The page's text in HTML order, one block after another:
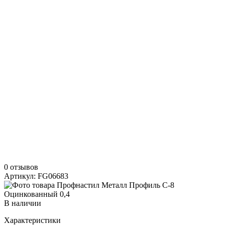
0 отзывов
Артикул: FG06683
В наличии
Характеристики